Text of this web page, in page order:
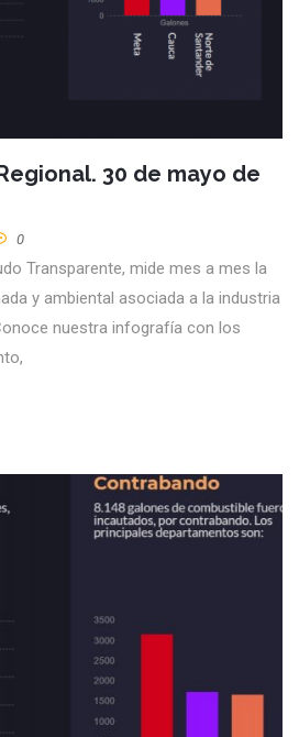
30 de mayo de
0
Transparente, mide mes a mes la
y ambiental asociada a la industria
nuestra infografía con los